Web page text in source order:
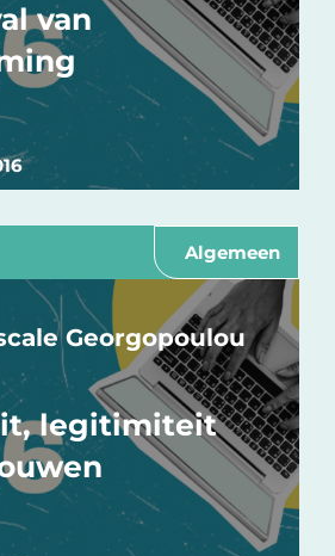
van
Algemeen
Georgopoulou
legitimiteit